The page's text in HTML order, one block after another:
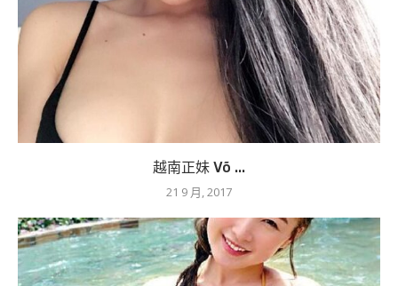
越南正妹 Võ ...
21 9 月, 2017